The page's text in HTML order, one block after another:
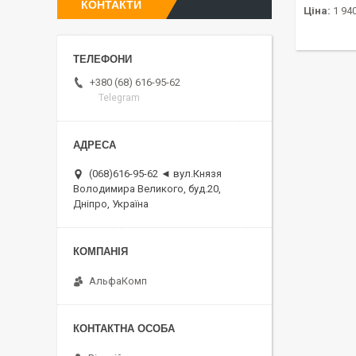
Ціна: 1
КОНТАКТИ
+380 (68) 616-95-62
Telegram
(068)616-95-62 ◄ вул.Князя
Володимира Великого, буд.20,
Дніпро, Україна
АльфаКомп